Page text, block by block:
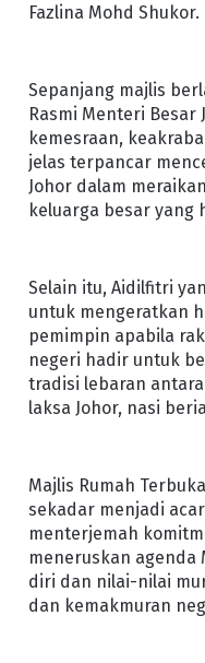
Fazlina Mohd Shukor.
Sepanjang majlis
Rasmi Menteri Besar
kemesraan,
jelas terpancar
Johor dalam
keluarga besar yang
Selain itu, Aidilfitri
untuk mengeratkan
pemimpin apabila
negeri hadir untuk
tradisi lebaran
laksa Johor, nasi
Majlis Rumah
sekadar menjadi
menterjemah
meneruskan agenda
diri dan nilai-nilai
dan kemakmuran